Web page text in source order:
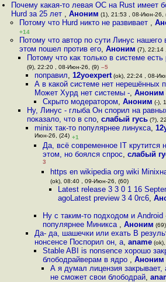
Почему какая-то левая ОС на Rust имеет
Hurd за 25 лет ,Аноним (1), 21:53 , 08-Июн-26,
Потому что Hurd никто не развивает ,
+14
Потому что автор по сути Линус нашего
этом пошел против его, Аноним (7), 22:14
Потому что как только в системе есть
(9), 22:20 , 08-Июн-26, (9) –5
поправил,12yoexpert (ok), 22:24 , 08-
А в какой системе нет нерешённых
Может Хурд нет системы -,Аноним
Скрыто модератором, Аноним (-),
Ну, Линус - глыба Он спорил на
показало, что в спо, слабый гусь(?),
minix так-то популярнее линукса,
Июн-26, (24) +1
Да, всё современное IT крутится
этом, но боялся спрос, слабый
3
https en wikipedia org wiki
(ok), 08:40 , 09-Июн-26, (60)
Latest release 3 3 0 1 16
agoLatest preview 3 4 0rc6,
Ну с таким-то подходом и Android
популярнее Миникса , Аноним
Да- да, шашечки или ехать В
нонсенсе Поспорил он, а,aname
Stable ABI is nonsence хорошо
блободрайверам в ядро , Аноним
А я думал лицензия закрывает,
не сможет свои блободрай,